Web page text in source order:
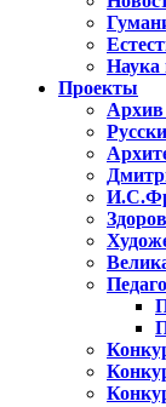
Наука
Проекты
Архив